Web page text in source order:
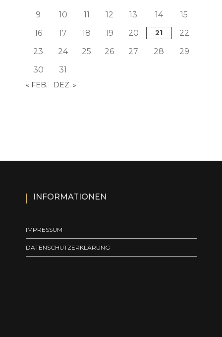
9
10 11 12 13 14
15
16
17 18 19 20 21
22
23
24 25 26 27 28
29
30
31
« FEB. DEZ. »
INFORMATIONEN
IMPRESSUM
DATENSCHUTZERKLÄRUNG